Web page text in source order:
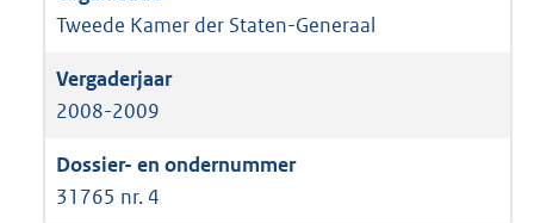
Tweede Kamer der Staten-Generaal
2008-2009
31765 nr. 4